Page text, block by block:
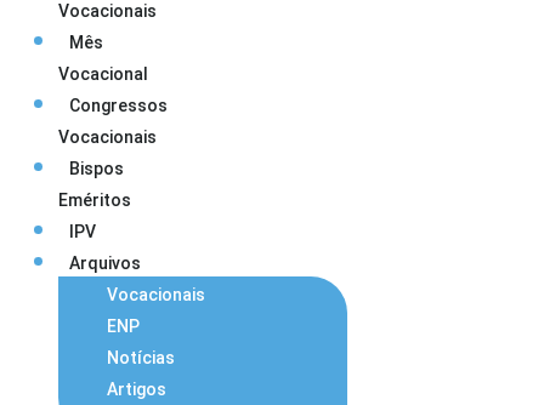
Vocacionais
Mês
Vocacional
Congressos
Vocacionais
Bispos
Eméritos
IPV
Arquivos
Vocacionais
ENP
Notícias
Artigos